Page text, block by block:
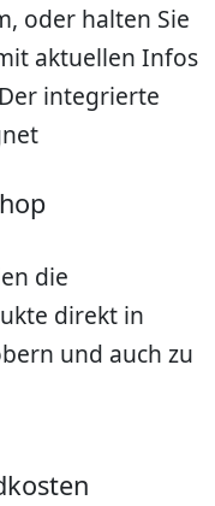
oder halten Sie
aktuellen Infos
integrierte
die
direkt in
und auch zu